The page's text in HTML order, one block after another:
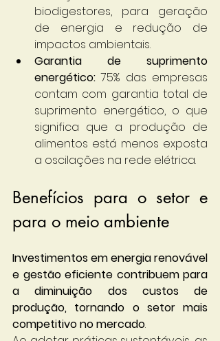
biodigestores, para geração
de energia e redução de
impactos ambientais.
Garantia de suprimento
energético: 75% das empresas
contam com garantia total de
suprimento energético, o que
significa que a produção de
alimentos está menos exposta
a oscilações na rede elétrica.
Benefícios para o setor e
para o meio ambiente
Investimentos em energia renovável
e gestão eficiente contribuem para
a diminuição dos custos de
produção, tornando o setor mais
competitivo no mercado.